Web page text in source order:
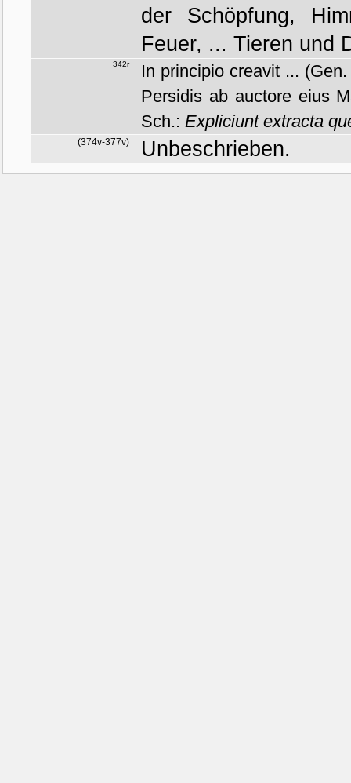
der Schöpfung,
Feuer, ... Tieren und
342r
In principio creavit ...
Persidis ab auctore eius
Sch.: Expliciunt extracta
(374v-377v) Unbeschrieben.